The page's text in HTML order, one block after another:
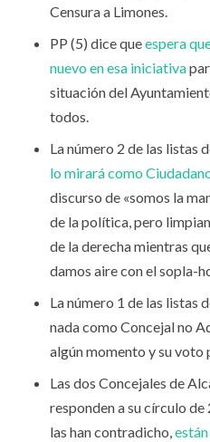
Censura a Limones.
PP (5) dice queespera
nuevo en esa iniciativa
situación del
todos.
La número 2 de las listas
lo mirará como
discurso de «somos la
de la política, pero
de la derecha mientras
damos aire con el sopla-
La número 1 de las listas
nada como Concejal no
algún momento y su voto
Las dos Concejales de
responden a su círculo de
las han contradicho,